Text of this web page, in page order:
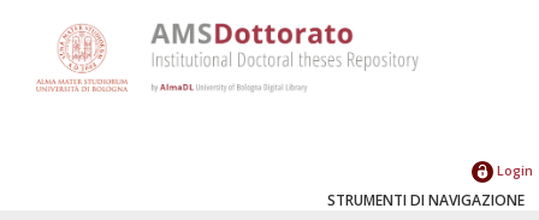
Login
STRUMENTI DI NAVIGAZIONE